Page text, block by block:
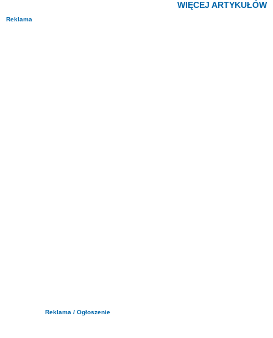
WIĘCEJ ARTYKUŁÓW
Reklama
Reklama / Ogłoszenie